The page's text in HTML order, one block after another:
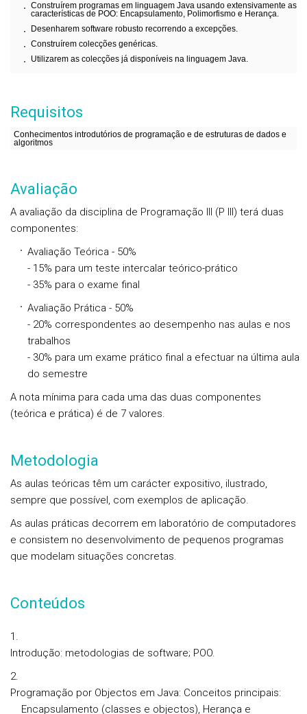
Construírem programas em linguagem Java usando extensivamente as
características de POO: Encapsulamento, Polimorfismo e Herança.
Desenharem software robusto recorrendo a excepções.
Construírem colecções genéricas.
Utilizarem as colecções já disponíveis na linguagem Java.
Requisitos
Conhecimentos introdutórios de programação e de estruturas de dados e
algoritmos
Avaliação
A avaliação da disciplina de Programação III (P III) terá duas
componentes:
Avaliação Teórica - 50%
- 15% para um teste intercalar teórico-prático
- 35% para o exame final
Avaliação Prática - 50%
- 20% correspondentes ao desempenho nas aulas e nos
trabalhos
- 30% para um exame prático final a efectuar na última aula
do semestre
A nota mínima para cada uma das duas componentes
(teórica e prática) é de 7 valores.
Metodologia
As aulas teóricas têm um carácter expositivo, ilustrado,
sempre que possível, com exemplos de aplicação.
As aulas práticas decorrem em laboratório de computadores
e consistem no desenvolvimento de pequenos programas
que modelam situações concretas.
Conteúdos
Introdução: metodologias de software; POO.
Programação por Objectos em Java: Conceitos principais:
Encapsulamento (classes e objectos), Herança e